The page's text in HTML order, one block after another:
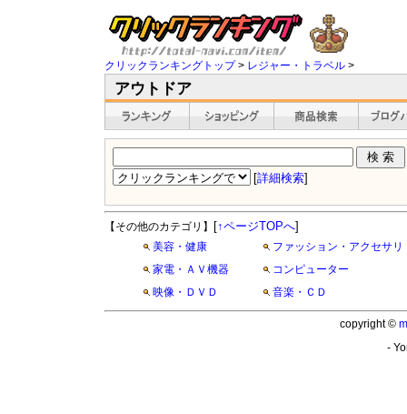
クリックランキングトップ> レジャー・トラベル >
アウトドア
[詳細検索]
【その他のカテゴリ】 [↑ページTOPへ]
美容・健康
ファッション・アクセサリ
家電・ＡＶ機器
コンピューター
映像・ＤＶＤ
音楽・ＣＤ
copyright ©
-